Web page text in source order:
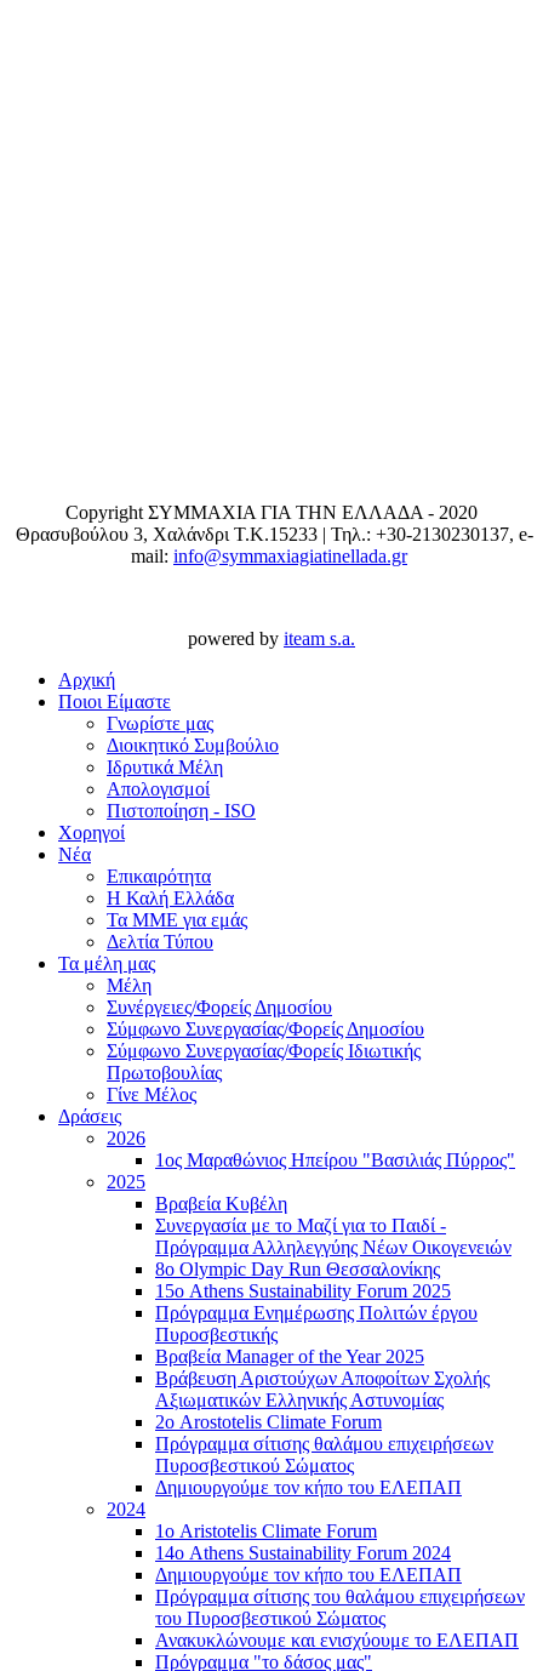
Copyright ΣΥΜΜΑΧΙΑ ΓΙΑ ΤΗΝ ΕΛΛΑΔΑ - 2020
Θρασυβούλου 3, Χαλάνδρι T.K.15233 | Τηλ.: +30-2130230137, e-
mail: info@symmaxiagiatinellada.gr
powered by iteam s.a.
Αρχική
Ποιοι Είμαστε
Γνωρίστε μας
Διοικητικό Συμβούλιο
Ιδρυτικά Μέλη
Απολογισμοί
Πιστοποίηση - ISO
Χορηγοί
Νέα
Επικαιρότητα
H Καλή Ελλάδα
Τα ΜΜΕ για εμάς
Δελτία Τύπου
Τα μέλη μας
Μέλη
Συνέργειες/Φορείς Δημοσίου
Σύμφωνο Συνεργασίας/Φορείς Δημοσίου
Σύμφωνο Συνεργασίας/Φορείς Ιδιωτικής
Πρωτοβουλίας
Γίνε Μέλος
Δράσεις
2026
1ος Μαραθώνιος Ηπείρου "Βασιλιάς Πύρρος"
2025
Βραβεία Κυβέλη
Συνεργασία με το Μαζί για το Παιδί -
Πρόγραμμα Αλληλεγγύης Νέων Οικογενειών
8ο Olympic Day Run Θεσσαλονίκης
15ο Athens Sustainability Forum 2025
Πρόγραμμα Ενημέρωσης Πολιτών έργου
Πυροσβεστικής
Βραβεία Manager of the Year 2025
Βράβευση Αριστούχων Αποφοίτων Σχολής
Αξιωματικών Ελληνικής Αστυνομίας
2ο Arostotelis Climate Forum
Πρόγραμμα σίτισης θαλάμου επιχειρήσεων
Πυροσβεστικού Σώματος
Δημιουργούμε τον κήπο του ΕΛΕΠΑΠ
2024
1ο Aristotelis Climate Forum
14ο Athens Sustainability Forum 2024
Δημιουργούμε τον κήπο του ΕΛΕΠΑΠ
Πρόγραμμα σίτισης του θαλάμου επιχειρήσεων
του Πυροσβεστικού Σώματος
Ανακυκλώνουμε και ενισχύουμε το ΕΛΕΠΑΠ
Πρόγραμμα "το δάσος μας"